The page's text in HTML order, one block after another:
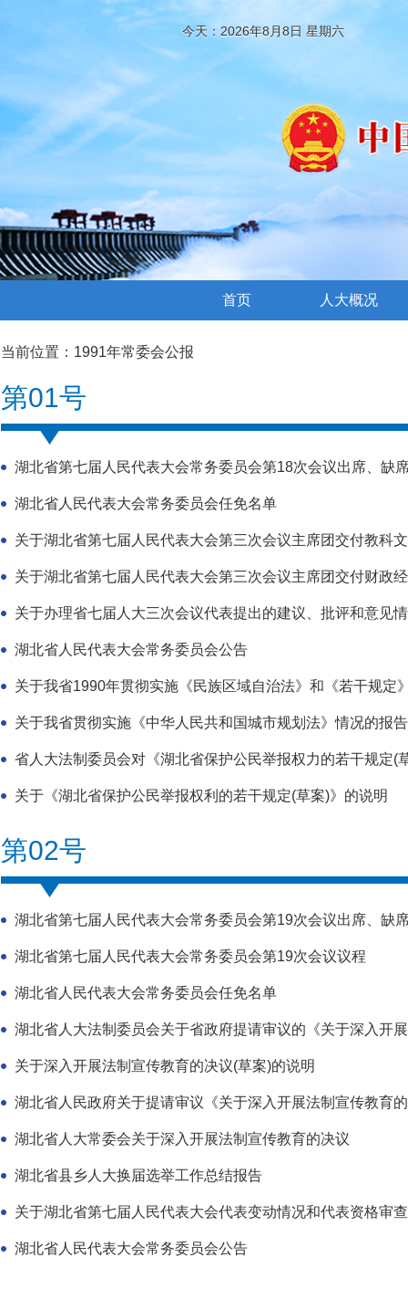
今天：2026年8月8日 星期六
首页 人大概况
当前位置： 1991年常委会公报
第01号
湖北省第七届人民代表大会常务委员会第18次会议出席、缺
湖北省人民代表大会常务委员会任免名单
关于湖北省第七届人民代表大会第三次会议主席团交付教科
关于湖北省第七届人民代表大会第三次会议主席团交付财政
关于办理省七届人大三次会议代表提出的建议、批评和意见
湖北省人民代表大会常务委员会公告
关于我省1990年贯彻实施《民族区域自治法》和《若干规定
关于我省贯彻实施《中华人民共和国城市规划法》情况的报告
省人大法制委员会对《湖北省保护公民举报权力的若干规定(
关于《湖北省保护公民举报权利的若干规定(草案)》的说明
第02号
湖北省第七届人民代表大会常务委员会第19次会议出席、缺
湖北省第七届人民代表大会常务委员会第19次会议议程
湖北省人民代表大会常务委员会任免名单
湖北省人大法制委员会关于省政府提请审议的《关于深入开
关于深入开展法制宣传教育的决议(草案)的说明
湖北省人民政府关于提请审议《关于深入开展法制宣传教育
湖北省人大常委会关于深入开展法制宣传教育的决议
湖北省县乡人大换届选举工作总结报告
关于湖北省第七届人民代表大会代表变动情况和代表资格审
湖北省人民代表大会常务委员会公告